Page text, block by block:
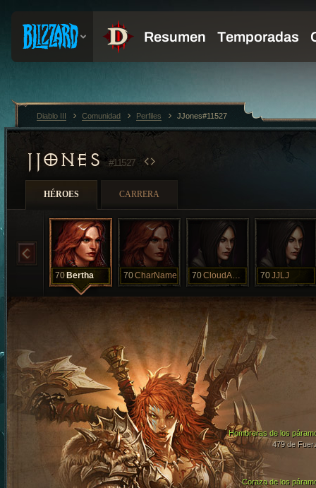
JJONES#11527
HÉROES CARRERA
70 Bertha 70CharName 70 CloudAAAAAAA 70JJLJ
Coraza de los
Hombreras de los
479 de
Diablo III Comunidad Perfiles JJones#11527